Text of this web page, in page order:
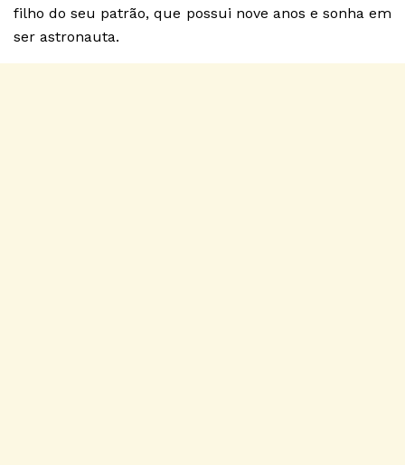
filho do seu patrão, que possui nove anos e sonha em
ser astronauta.